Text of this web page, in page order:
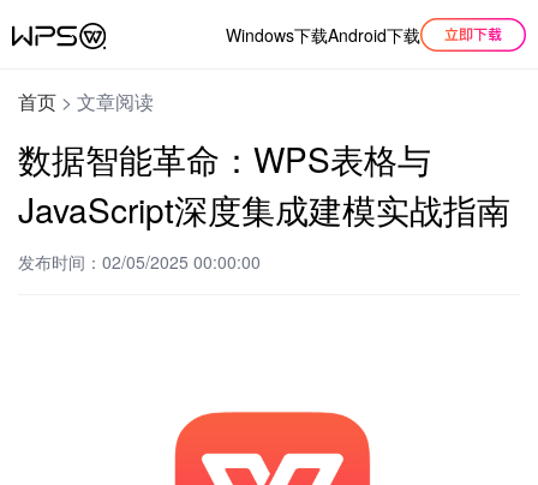
Windows下载Android下载
首页 > 文章阅读
数据智能革命：WPS表格与
JavaScript深度集成建模实战指南
发布时间：02/05/2025 00:00:00